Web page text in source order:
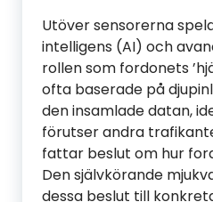
Utöver sensorerna
intelligens (AI) och
rollen som fordonets
ofta baserade på
den insamlade datan,
förutser andra
fattar beslut om hur
Den självkörande
dessa beslut till